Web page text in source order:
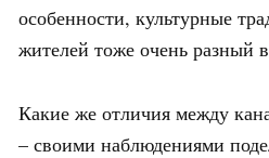
особенности, культурные
жителей тоже очень разный
Какие же отличия между
– своими наблюдениями